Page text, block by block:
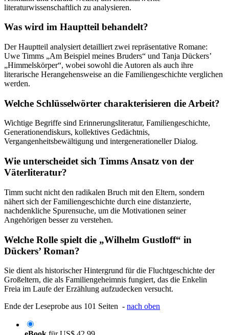
literaturwissenschaftlich zu analysieren.
Was wird im Hauptteil behandelt?
Der Hauptteil analysiert detailliert zwei repräsentative Romane:
Uwe Timms „Am Beispiel meines Bruders“ und Tanja Dückers’
„Himmelskörper“, wobei sowohl die Autoren als auch ihre
literarische Herangehensweise an die Familiengeschichte verglichen
werden.
Welche Schlüsselwörter charakterisieren die Arbeit?
Wichtige Begriffe sind Erinnerungsliteratur, Familiengeschichte,
Generationendiskurs, kollektives Gedächtnis,
Vergangenheitsbewältigung und intergenerationeller Dialog.
Wie unterscheidet sich Timms Ansatz von der
Väterliteratur?
Timm sucht nicht den radikalen Bruch mit den Eltern, sondern
nähert sich der Familiengeschichte durch eine distanzierte,
nachdenkliche Spurensuche, um die Motivationen seiner
Angehörigen besser zu verstehen.
Welche Rolle spielt die „Wilhelm Gustloff“ in
Dückers’ Roman?
Sie dient als historischer Hintergrund für die Fluchtgeschichte der
Großeltern, die als Familiengeheimnis fungiert, das die Enkelin
Freia im Laufe der Erzählung aufzudecken versucht.
Ende der Leseprobe aus 101 Seiten - nach oben